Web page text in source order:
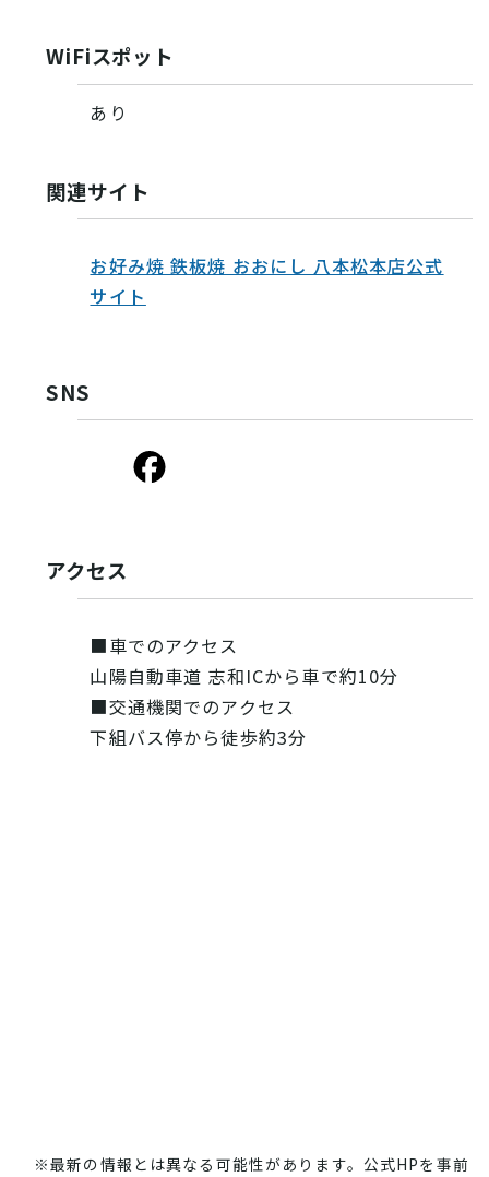
WiFiスポット
あり
関連サイト
お好み焼 鉄板焼 おおにし 八本松本店公式
サイト
SNS
アクセス
■車でのアクセス
山陽自動車道 志和ICから車で約10分
■交通機関でのアクセス
下組バス停から徒歩約3分
※最新の情報とは異なる可能性があります。公式HPを事前